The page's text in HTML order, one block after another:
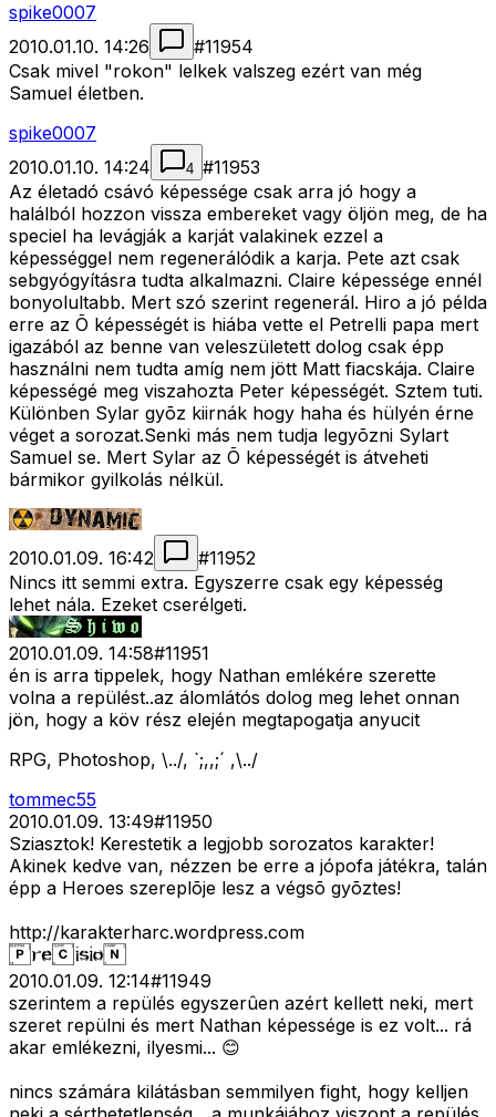
spike0007
2010.01.10. 14:26
#11954
Csak mivel "rokon" lelkek valszeg ezért van még
Samuel életben.
spike0007
2010.01.10. 14:24
4 #11953
Az életadó csávó képessége csak arra jó hogy a
halálból hozzon vissza embereket vagy öljön meg, de ha
speciel ha levágják a karját valakinek ezzel a
képességgel nem regenerálódik a karja. Pete azt csak
sebgyógyításra tudta alkalmazni. Claire képessége ennél
bonyolultabb. Mert szó szerint regenerál. Hiro a jó példa
erre az Õ képességét is hiába vette el Petrelli papa mert
igazából az benne van veleszületett dolog csak épp
használni nem tudta amíg nem jött Matt fiacskája. Claire
képességé meg viszahozta Peter képességét. Sztem tuti.
Különben Sylar gyõz kiirnák hogy haha és hülyén érne
véget a sorozat.Senki más nem tudja legyõzni Sylart
Samuel se. Mert Sylar az Õ képességét is átveheti
bármikor gyilkolás nélkül.
2010.01.09. 16:42 #11952
Nincs itt semmi extra. Egyszerre csak egy képesség
lehet nála. Ezeket cserélgeti.
2010.01.09. 14:58#11951
én is arra tippelek, hogy Nathan emlékére szerette
volna a repülést..az álomlátós dolog meg lehet onnan
jön, hogy a köv rész elején megtapogatja anyucit
RPG, Photoshop, \../, `;,,;´ ,\../
tommec55
2010.01.09. 13:49#11950
Sziasztok! Kerestetik a legjobb sorozatos karakter!
Akinek kedve van, nézzen be erre a jópofa játékra, talán
épp a Heroes szereplõje lesz a végsõ gyõztes!
http://karakterharc.wordpress.com
2010.01.09. 12:14#11949
szerintem a repülés egyszerûen azért kellett neki, mert
szeret repülni és mert Nathan képessége is ez volt... rá
akar emlékezni, ilyesmi... 😊
nincs számára kilátásban semmilyen fight, hogy kelljen